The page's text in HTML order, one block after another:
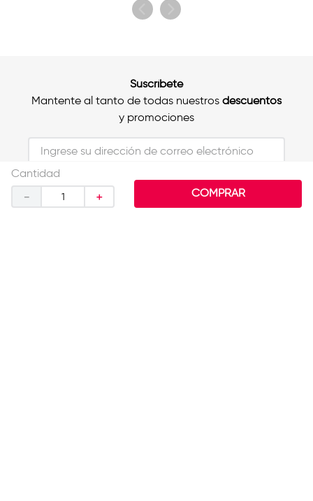
Ayuda Rebajas
Cantidad
＋
－ COMPRAR
Suscríbete
Mantente al tanto de todas nuestros descuentos
y promociones
Al unirte aceptas nuestros Términos y
Condiciones*